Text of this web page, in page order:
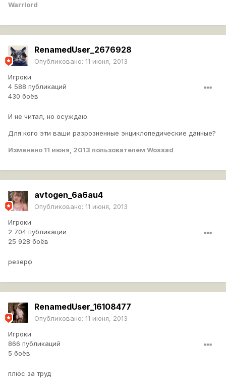
Warrlord
RenamedUser_2676928
Опубликовано: 11 июня, 2013
Игроки
4 588 публикаций
430 боёв
И не читал, но осуждаю.
Для кого эти ваши разрозненные энциклопедические данные?
Изменено 11 июня, 2013 пользователем Wossad
avtogen_6a6au4
Опубликовано: 11 июня, 2013
Игроки
2 704 публикации
25 928 боёв
резерф
RenamedUser_16108477
Опубликовано: 11 июня, 2013
Игроки
866 публикаций
5 боёв
плюс за труд